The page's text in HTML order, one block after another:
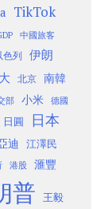
TikTok
中國旅客
色列 伊朗
北京
南韓
部 小米 德國
日圓 日本
迪 江澤民
港股 滙豐
普 王毅